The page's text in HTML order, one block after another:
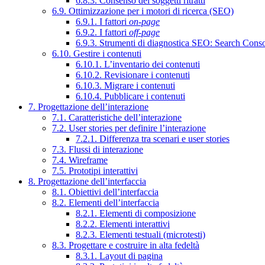
6.9. Ottimizzazione per i motori di ricerca (SEO)
6.9.1. I fattori on-page
6.9.2. I fattori off-page
6.9.3. Strumenti di diagnostica SEO: Search
6.10. Gestire i contenuti
6.10.1. L’inventario dei contenuti
6.10.2. Revisionare i contenuti
6.10.3. Migrare i contenuti
6.10.4. Pubblicare i contenuti
7. Progettazione dell’interazione
7.1. Caratteristiche dell’interazione
7.2. User stories per definire l’interazione
7.2.1. Differenza tra scenari e user stories
7.3. Flussi di interazione
7.4. Wireframe
7.5. Prototipi interattivi
8. Progettazione dell’interfaccia
8.1. Obiettivi dell’interfaccia
8.2. Elementi dell’interfaccia
8.2.1. Elementi di composizione
8.2.2. Elementi interattivi
8.2.3. Elementi testuali (microtesti)
8.3. Progettare e costruire in alta fedeltà
8.3.1. Layout di pagina